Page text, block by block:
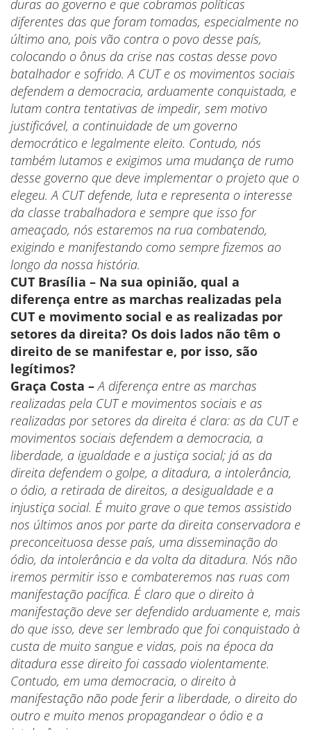
duras ao governo e que cobramos políticas
diferentes das que foram tomadas, especialmente no
último ano, pois vão contra o povo desse país,
colocando o ônus da crise nas costas desse povo
batalhador e sofrido. A CUT e os movimentos sociais
defendem a democracia, arduamente conquistada, e
lutam contra tentativas de impedir, sem motivo
justificável, a continuidade de um governo
democrático e legalmente eleito. Contudo, nós
também lutamos e exigimos uma mudança de rumo
desse governo que deve implementar o projeto que o
elegeu. A CUT defende, luta e representa o interesse
da classe trabalhadora e sempre que isso for
ameaçado, nós estaremos na rua combatendo,
exigindo e manifestando como sempre fizemos ao
longo da nossa história.
CUT Brasília – Na sua opinião, qual a
diferença entre as marchas realizadas pela
CUT e movimento social e as realizadas por
setores da direita? Os dois lados não têm o
direito de se manifestar e, por isso, são
legítimos?
Graça Costa – A diferença entre as marchas
realizadas pela CUT e movimentos sociais e as
realizadas por setores da direita é clara: as da CUT e
movimentos sociais defendem a democracia, a
liberdade, a igualdade e a justiça social; já as da
direita defendem o golpe, a ditadura, a intolerância,
o ódio, a retirada de direitos, a desigualdade e a
injustiça social. É muito grave o que temos assistido
nos últimos anos por parte da direita conservadora e
preconceituosa desse país, uma disseminação do
ódio, da intolerância e da volta da ditadura. Nós não
iremos permitir isso e combateremos nas ruas com
manifestação pacífica. É claro que o direito à
manifestação deve ser defendido arduamente e, mais
do que isso, deve ser lembrado que foi conquistado à
custa de muito sangue e vidas, pois na época da
ditadura esse direito foi cassado violentamente.
Contudo, em uma democracia, o direito à
manifestação não pode ferir a liberdade, o direito do
outro e muito menos propagandear o ódio e a